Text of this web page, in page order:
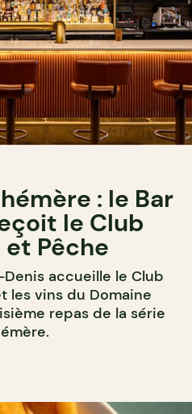
: le Bar
le Club
et Pêche
accueille le Club
les vins du Domaine
repas de la série